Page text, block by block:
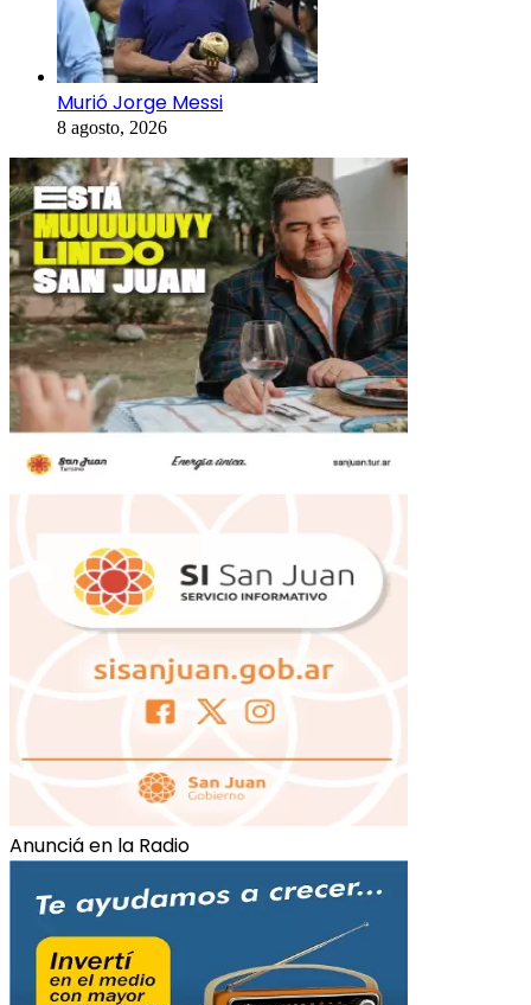
Murió Jorge Messi
8 agosto, 2026
Anunciá en la Radio